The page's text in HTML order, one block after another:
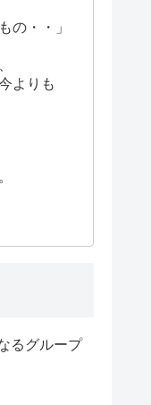
の・・」
よりも
るグループ